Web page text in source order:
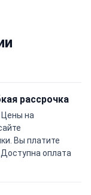
рассрочка
Цены на
Вы платите
оплата